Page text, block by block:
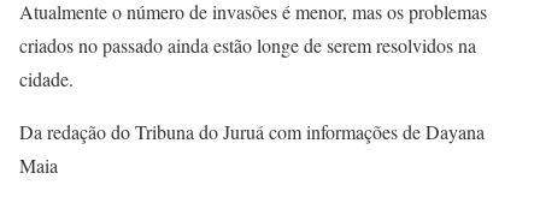
Atualmente o número de invasões é menor, mas os problemas
criados no passado ainda estão longe de serem resolvidos na
cidade.
Da redação do Tribuna do Juruá com informações de Dayana
Maia